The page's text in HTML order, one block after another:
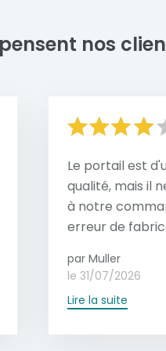
nos
Le portail est
qualité, mais il
à notre
erreur de
par Muller
le 31/07/2026
Lire la suite